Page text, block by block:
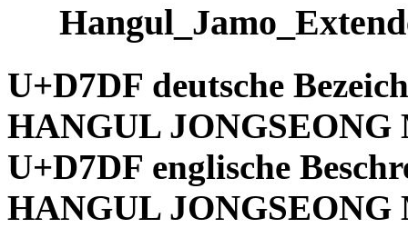
U+D7DF deutsche
HANGUL
U+D7DF englische
HANGUL